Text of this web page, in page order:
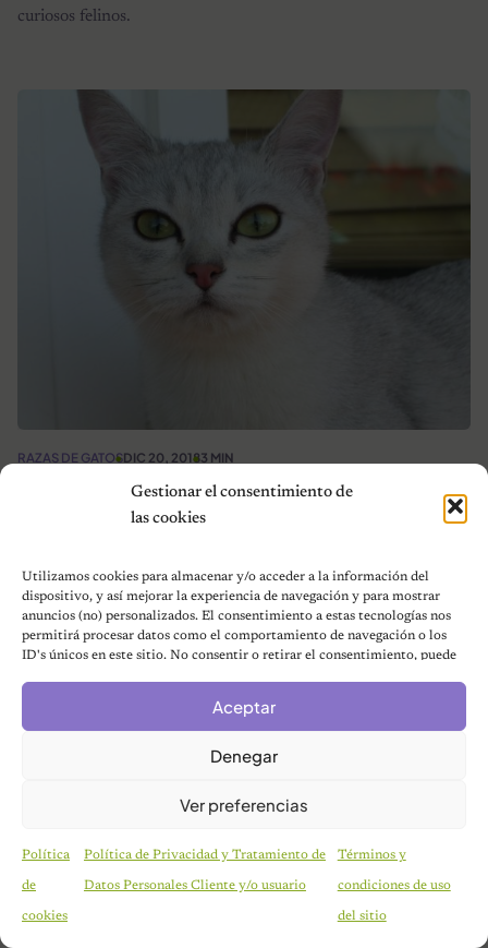
Gestionar el consentimiento de
las cookies
Utilizamos cookies para almacenar y/o acceder a la información del
dispositivo, y así mejorar la experiencia de navegación y para mostrar
anuncios (no) personalizados. El consentimiento a estas tecnologías nos
permitirá procesar datos como el comportamiento de navegación o los
ID's únicos en este sitio. No consentir o retirar el consentimiento, puede
Aceptar
Denegar
Ver preferencias
Política
de
cookies
Política de Privacidad y Tratamiento de
Datos Personales Cliente y/o usuario
Términos y
condiciones de uso
del sitio
curiosos felinos.
RAZAS DE GATOSDIC 20, 20183 MIN
Gato Burmilla, cuidados, comportamiento
y características
El Burmilla es una raza de gato originaria en Gran Betaña. Esta
raza es procedente de un cruce entre un Persa chinchilla y una
Burmesa lila